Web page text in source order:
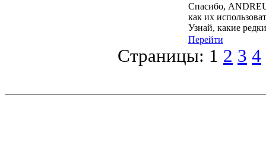
Спасибо,
как их
Узнай, какие
Перейти
Страницы: 1 2 3 4